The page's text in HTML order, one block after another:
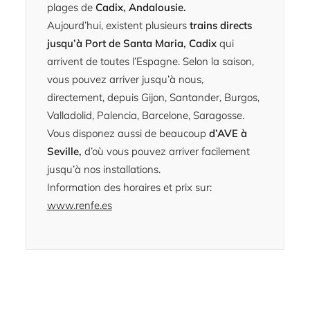
plages de Cadix, Andalousie.
Aujourd’hui, existent plusieurs trains directs
jusqu’à Port de Santa Maria, Cadixqui
arrivent de toutes l’Espagne. Selon la saison,
vous pouvez arriver jusqu’à nous,
directement, depuis Gijon, Santander, Burgos,
Valladolid, Palencia, Barcelone, Saragosse.
Vous disponez aussi de beaucoup d’AVE à
Seville, d’où vous pouvez arriver facilement
jusqu’à nos installations.
Information des horaires et prix sur:
www.renfe.es